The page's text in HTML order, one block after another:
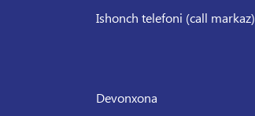
Ishonch telefoni (call markaz)
Devonxona